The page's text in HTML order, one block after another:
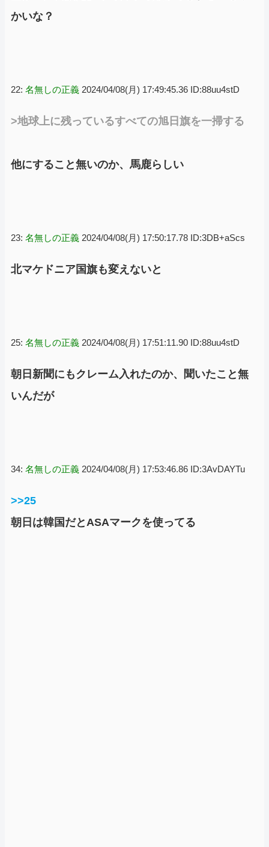
かいな？
22: 名無しの正義 2024/04/08(月) 17:49:45.36 ID:88uu4stD
>地球上に残っているすべての旭日旗を一掃する
他にすること無いのか、馬鹿らしい
23: 名無しの正義 2024/04/08(月) 17:50:17.78 ID:3DB+aScs
北マケドニア国旗も変えないと
25: 名無しの正義 2024/04/08(月) 17:51:11.90 ID:88uu4stD
朝日新聞にもクレーム入れたのか、聞いたこと無
いんだが
34: 名無しの正義 2024/04/08(月) 17:53:46.86 ID:3AvDAYTu
>>25
朝日は韓国だとASAマークを使ってる